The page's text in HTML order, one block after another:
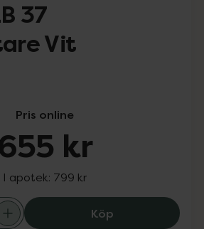
37
Vit
Pris online
kr
I apotek: 799 kr
KöpBeurer LB 37